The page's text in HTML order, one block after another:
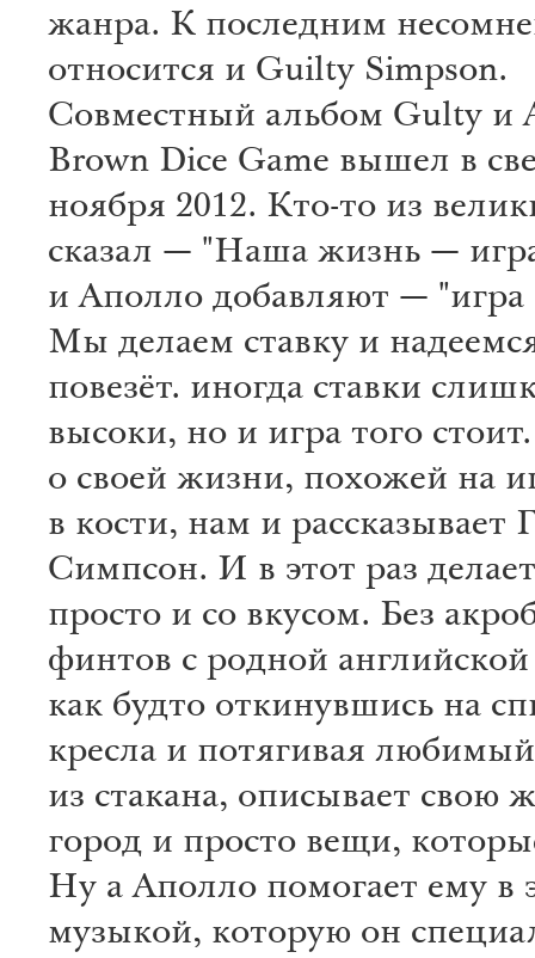
жанра. К последним
относится и Guilty Simpson.
Совместный альбом Gulty и
Brown Dice Game вышел в
ноября 2012. Кто-то из
сказал — "Наша жизнь —
и Аполло добавляют — "игра
Мы делаем ставку и
повезёт. иногда ставки
высоки, но и игра того
о своей жизни, похожей на
в кости, нам и рассказывает
Симпсон. И в этот раз
просто и со вкусом. Без
финтов с родной
как будто откинувшись на
кресла и потягивая
из стакана, описывает свою
город и просто вещи,
Ну а Аполло помогает ему в
музыкой, которую он